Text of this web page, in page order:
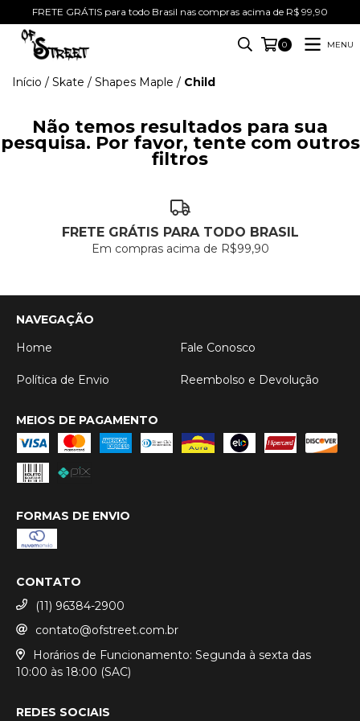
FRETE GRÁTIS para todo Brasil nas compras acima de R$ 99,90
0 MENU
Início / Skate / Shapes Maple / Child
Não temos resultados para sua
pesquisa. Por favor, tente com outros
filtros
FRETE GRÁTIS PARA TODO BRASIL
Em compras acima de R$99,90
NAVEGAÇÃO
Home
Fale Conosco
Política de Envio Reembolso e Devolução
MEIOS DE PAGAMENTO
FORMAS DE ENVIO
CONTATO
(11) 96384-2900
contato@ofstreet.com.br
Horários de Funcionamento: Segunda à sexta das
10:00 às 18:00 (SAC)
REDES SOCIAIS